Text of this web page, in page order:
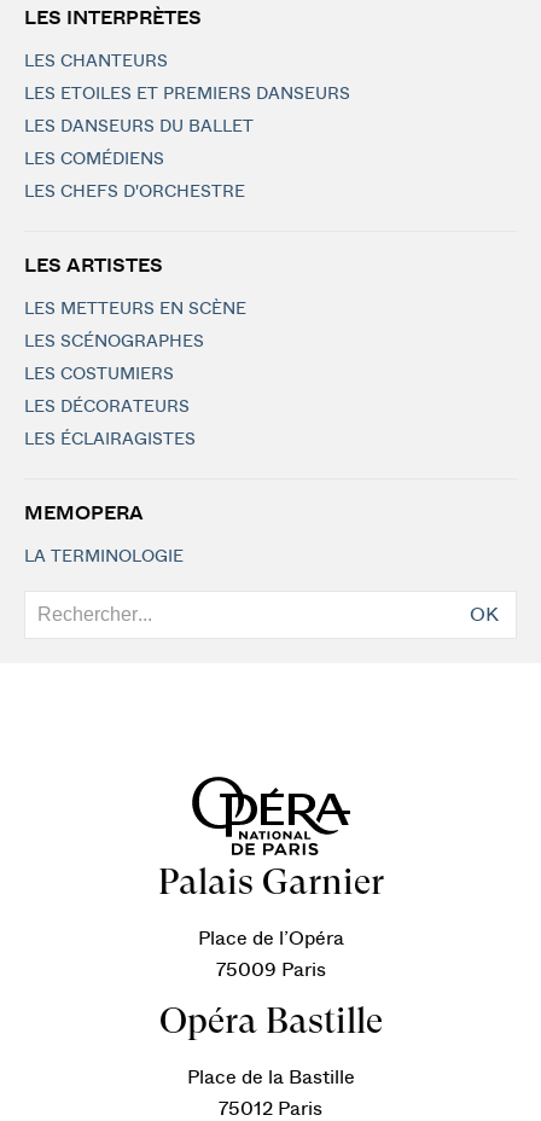
LES INTERPRÈTES
LES CHANTEURS
LES ETOILES ET PREMIERS DANSEURS
LES DANSEURS DU BALLET
LES COMÉDIENS
LES CHEFS D'ORCHESTRE
LES ARTISTES
LES METTEURS EN SCÈNE
LES SCÉNOGRAPHES
LES COSTUMIERS
LES DÉCORATEURS
LES ÉCLAIRAGISTES
MEMOPERA
LA TERMINOLOGIE
OK
Palais Garnier
Place de l’Opéra
75009 Paris
Opéra Bastille
Place de la Bastille
75012 Paris